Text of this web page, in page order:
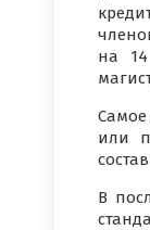
на
или
В